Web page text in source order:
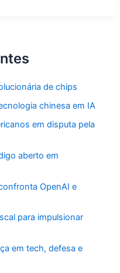
de chips
chinesa em IA
em disputa pela
aberto em
OpenAI e
para impulsionar
em tech, defesa e